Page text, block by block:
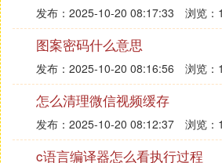
发布：2025-10-20 08:17:33 浏览：
图案密码什么意思
发布：2025-10-20 08:16:56 浏览：
怎么清理微信视频缓存
发布：2025-10-20 08:12:37 浏览：
c语言编译器怎么看执行过程